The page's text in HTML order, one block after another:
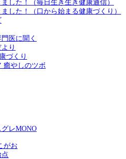
した！（毎日生き生き健康通信）
した！（口から始まる健康づくり）
医に聞く
り
づくり
癒やしのツボ
レMONO
がお